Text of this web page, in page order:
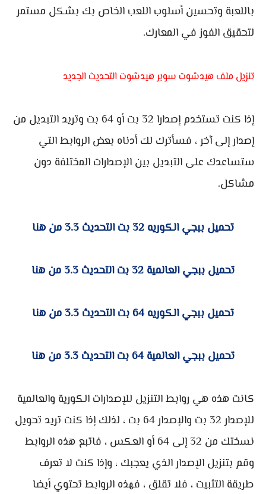
باللعبة وتحسين أسلوب اللعب الخاص بك بشكل مستمر
لتحقيق الفوز في المعارك.
تنزيل ملف هيدشوت سوبر هيدشوت التحديث الجديد
إذا كنت تستخدم إصدارا 32 بت أو 64 بت وتريد التبديل من
إصدار إلى آخر ، فسأترك لك أدناه بعض الروابط التي
ستساعدك على التبديل بين الإصدارات المختلفة دون
مشاكل.
تحميل ببجي الكوريه 32 بت التحديث 3.3 من هنا
تحميل ببجي العالمية 32 بت التحديث 3.3 من هنا
تحميل ببجي الكوريه 64 بت التحديث 3.3 من هنا
تحميل ببجي العالمية 64 بت التحديث 3.3 من هنا
كانت هذه هي روابط التنزيل للإصدارات الكورية والعالمية
للإصدار 32 بت والإصدار 64 بت ، لذلك إذا كنت تريد تحويل
نسختك من 32 إلى 64 أو العكس ، فاتبع هذه الروابط
وقم بتنزيل الإصدار الذي يعجبك ، وإذا كنت لا تعرف
طريقة التثبيت ، فلا تقلق ، فهذه الروابط تحتوي أيضا